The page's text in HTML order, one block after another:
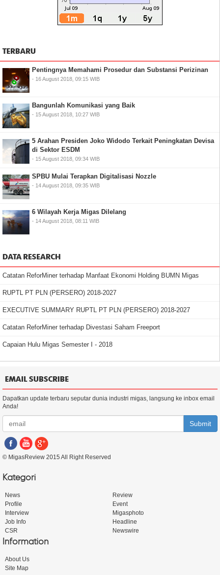
TERBARU
Pentingnya Memahami Prosedur dan Substansi Perizinan
- 16 August 2018, 09:15 WIB
Bangunlah Komunikasi yang Baik
- 15 August 2018, 10:27 WIB
5 Arahan Presiden Joko Widodo Terkait Peningkatan Devisa
di Sektor ESDM
- 15 August 2018, 09:34 WIB
SPBU Mulai Terapkan Digitalisasi Nozzle
- 14 August 2018, 09:35 WIB
6 Wilayah Kerja Migas Dilelang
- 14 August 2018, 08:11 WIB
DATA RESEARCH
Catatan ReforMiner terhadap Manfaat Ekonomi Holding BUMN Migas
RUPTL PT PLN (PERSERO) 2018-2027
EXECUTIVE SUMMARY RUPTL PT PLN (PERSERO) 2018-2027
Catatan ReforMiner terhadap Divestasi Saham Freeport
Capaian Hulu Migas Semester I - 2018
EMAIL SUBSCRIBE
Dapatkan update terbaru seputar dunia industri migas, langsung ke inbox email
Anda!
Submit
© MigasReview 2015 All Right Reserved
Kategori
News
Review
Profile
Event
Interview
Migasphoto
Job Info
Headline
CSR
Newswire
Information
About Us
Site Map